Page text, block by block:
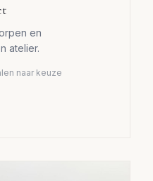
en
atelier.
naar keuze